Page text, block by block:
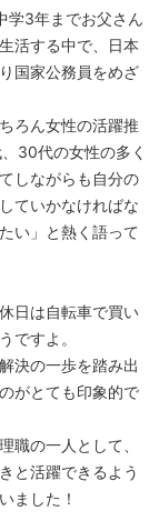
学3年までお父さん
活する中で、日本
国家公務員をめざ
ろん女性の活躍推
30代の女性の多く
しながらも自分の
ていかなければな
い」と熱く語って
日は自転車で買い
ですよ。
決の一歩を踏み出
がとても印象的で
職の一人として、
と活躍できるよう
ました！